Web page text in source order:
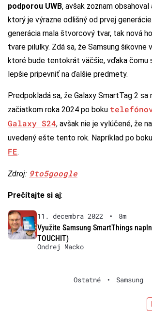
podporou UWB, avšak zoznam obsahoval
ktorý je výrazne odlišný od prvej
generácia mala štvorcový tvar, tak nová
tvare pilulky. Zdá sa, že Samsung šikovne
ktoré bude tentokrát väčšie, vďaka čomu
lepšie pripevniť na ďalšie predmety.
Predpokladá sa, že Galaxy SmartTag 2 sa
začiatkom roka 2024 po boku
Galaxy S24, avšak nie je vylúčené, že
uvedený ešte tento rok. Napríklad po boku
FE.
Zdroj: 9to5google
Prečítajte si aj:
11. decembra 2022 •
8m
Využite Samsung SmartThings
TOUCHIT)
Ondrej Macko
Ostatné • Samsung